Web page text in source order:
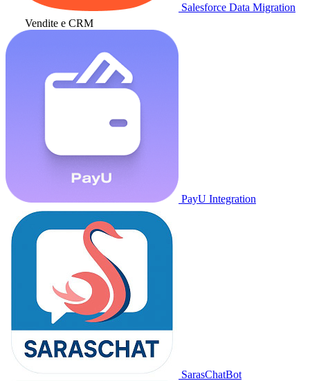
Salesforce Data Migration
Vendite e CRM
PayU Integration
SarasChatBot